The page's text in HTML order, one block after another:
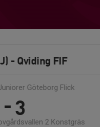
- Qviding FIF
Göteborg Flick
3
2 Konstgräs